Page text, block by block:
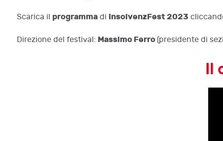
Scarica il programma di InsolvenzFest 2023
Direzione del festival: Massimo Ferro (presidente di
Il